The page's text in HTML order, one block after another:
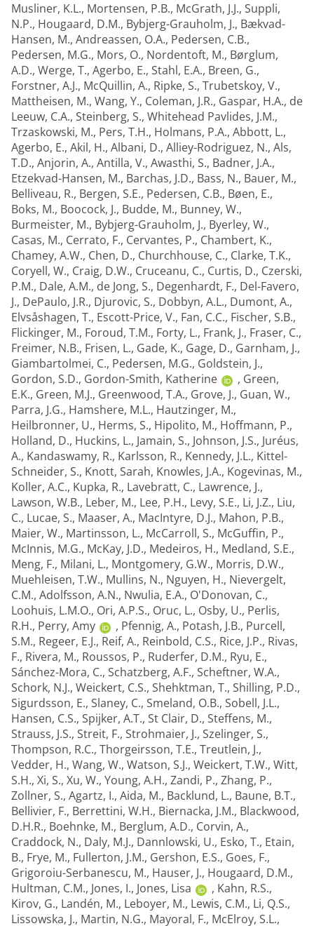
Musliner, K.L., Mortensen, P.B., McGrath, J.J., Suppli,
N.P., Hougaard, D.M., Bybjerg-Grauholm, J., Bækvad-
Hansen, M., Andreassen, O.A., Pedersen, C.B.,
Pedersen, M.G., Mors, O., Nordentoft, M., Børglum,
A.D., Werge, T., Agerbo, E., Stahl, E.A., Breen, G.,
Forstner, A.J., McQuillin, A., Ripke, S., Trubetskoy, V.,
Mattheisen, M., Wang, Y., Coleman, J.R., Gaspar, H.A., de
Leeuw, C.A., Steinberg, S., Whitehead Pavlides, J.M.,
Trzaskowski, M., Pers, T.H., Holmans, P.A., Abbott, L.,
Agerbo, E., Akil, H., Albani, D., Alliey-Rodriguez, N., Als,
T.D., Anjorin, A., Antilla, V., Awasthi, S., Badner, J.A.,
Etzekvad-Hansen, M., Barchas, J.D., Bass, N., Bauer, M.,
Belliveau, R., Bergen, S.E., Pedersen, C.B., Bøen, E.,
Boks, M., Boocock, J., Budde, M., Bunney, W.,
Burmeister, M., Bybjerg-Grauholm, J., Byerley, W.,
Casas, M., Cerrato, F., Cervantes, P., Chambert, K.,
Chamey, A.W., Chen, D., Churchhouse, C., Clarke, T.K.,
Coryell, W., Craig, D.W., Cruceanu, C., Curtis, D., Czerski,
P.M., Dale, A.M., de Jong, S., Degenhardt, F., Del-Favero,
J., DePaulo, J.R., Djurovic, S., Dobbyn, A.L., Dumont, A.,
Elvsåshagen, T., Escott-Price, V., Fan, C.C., Fischer, S.B.,
Flickinger, M., Foroud, T.M., Forty, L., Frank, J., Fraser, C.,
Freimer, N.B., Frisen, L., Gade, K., Gage, D., Garnham, J.,
Giambartolmei, C., Pedersen, M.G., Goldstein, J.,
Gordon, S.D., Gordon-Smith, Katherine , Green,
E.K., Green, M.J., Greenwood, T.A., Grove, J., Guan, W.,
Parra, J.G., Hamshere, M.L., Hautzinger, M.,
Heilbronner, U., Herms, S., Hipolito, M., Hoffmann, P.,
Holland, D., Huckins, L., Jamain, S., Johnson, J.S., Juréus,
A., Kandaswamy, R., Karlsson, R., Kennedy, J.L., Kittel-
Schneider, S., Knott, Sarah, Knowles, J.A., Kogevinas, M.,
Koller, A.C., Kupka, R., Lavebratt, C., Lawrence, J.,
Lawson, W.B., Leber, M., Lee, P.H., Levy, S.E., Li, J.Z., Liu,
C., Lucae, S., Maaser, A., MacIntyre, D.J., Mahon, P.B.,
Maier, W., Martinsson, L., McCarroll, S., McGuffin, P.,
McInnis, M.G., McKay, J.D., Medeiros, H., Medland, S.E.,
Meng, F., Milani, L., Montgomery, G.W., Morris, D.W.,
Muehleisen, T.W., Mullins, N., Nguyen, H., Nievergelt,
C.M., Adolfsson, A.N., Nwulia, E.A., O'Donovan, C.,
Loohuis, L.M.O., Ori, A.P.S., Oruc, L., Osby, U., Perlis,
R.H., Perry, Amy , Pfennig, A., Potash, J.B., Purcell,
S.M., Regeer, E.J., Reif, A., Reinbold, C.S., Rice, J.P., Rivas,
F., Rivera, M., Roussos, P., Ruderfer, D.M., Ryu, E.,
Sánchez-Mora, C., Schatzberg, A.F., Scheftner, W.A.,
Schork, N.J., Weickert, C.S., Shehktman, T., Shilling, P.D.,
Sigurdsson, E., Slaney, C., Smeland, O.B., Sobell, J.L.,
Hansen, C.S., Spijker, A.T., St Clair, D., Steffens, M.,
Strauss, J.S., Streit, F., Strohmaier, J., Szelinger, S.,
Thompson, R.C., Thorgeirsson, T.E., Treutlein, J.,
Vedder, H., Wang, W., Watson, S.J., Weickert, T.W., Witt,
S.H., Xi, S., Xu, W., Young, A.H., Zandi, P., Zhang, P.,
Zollner, S., Agartz, I., Aida, M., Backlund, L., Baune, B.T.,
Bellivier, F., Berrettini, W.H., Biernacka, J.M., Blackwood,
D.H.R., Boehnke, M., Berglum, A.D., Corvin, A.,
Craddock, N., Daly, M.J., Dannlowski, U., Esko, T., Etain,
B., Frye, M., Fullerton, J.M., Gershon, E.S., Goes, F.,
Grigoroiu-Serbanescu, M., Hauser, J., Hougaard, D.M.,
Hultman, C.M., Jones, I., Jones, Lisa , Kahn, R.S.,
Kirov, G., Landén, M., Leboyer, M., Lewis, C.M., Li, Q.S.,
Lissowska, J., Martin, N.G., Mayoral, F., McElroy, S.L.,